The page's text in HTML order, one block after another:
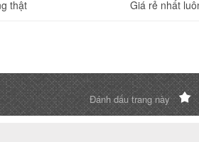
thật Giá rẻ nhất
Đánh dấu trang này